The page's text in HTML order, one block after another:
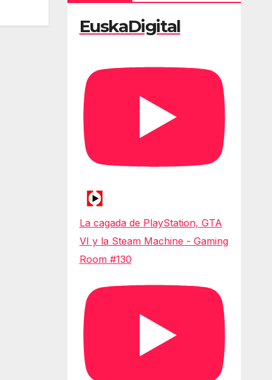
EuskaDigital
La cagada de PlayStation, GTA
VI y la Steam Machine - Gaming
Room #130